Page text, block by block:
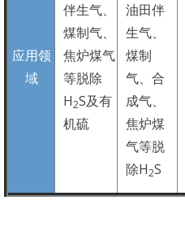
应用领
域
伴生气、
煤制气、
焦炉煤气
等脱除
H2S及有
机硫
油田伴
生气、
煤制
气、合
成气、
焦炉煤
气等脱
除H2S